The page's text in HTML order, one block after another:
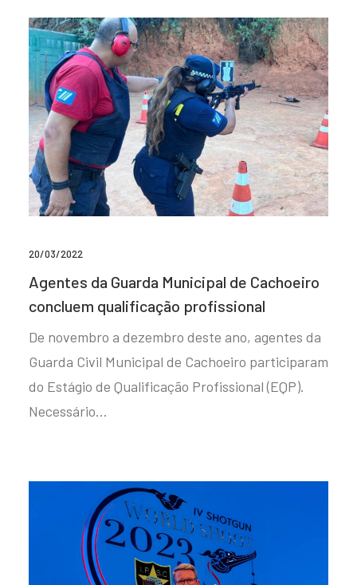
20/03/2022
Agentes da Guarda Municipal de Cachoeiro
concluem qualificação profissional
De novembro a dezembro deste ano, agentes da
Guarda Civil Municipal de Cachoeiro participaram
do Estágio de Qualificação Profissional (EQP).
Necessário…